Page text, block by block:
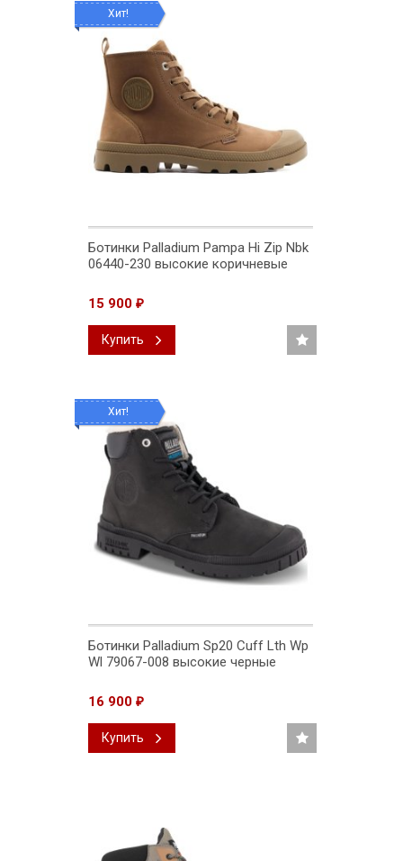
Хит!
Ботинки Palladium Pampa Hi Zip Nbk
06440-230 высокие коричневые
15 900 ₽
Купить
Хит!
Ботинки Palladium Sp20 Cuff Lth Wp
Wl 79067-008 высокие черные
16 900 ₽
Купить